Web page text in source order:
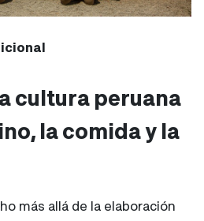
cultura peruana
la comida y la
más allá de la elaboración